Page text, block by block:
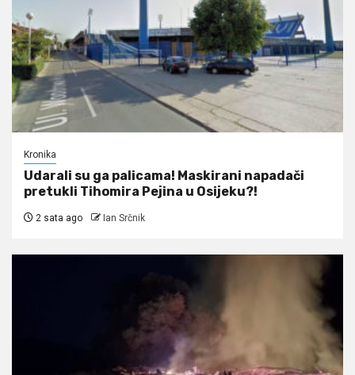
Kronika
Udarali su ga palicama! Maskirani napadači
pretukli Tihomira Pejina u Osijeku?!
2 sata ago Ian Srčnik